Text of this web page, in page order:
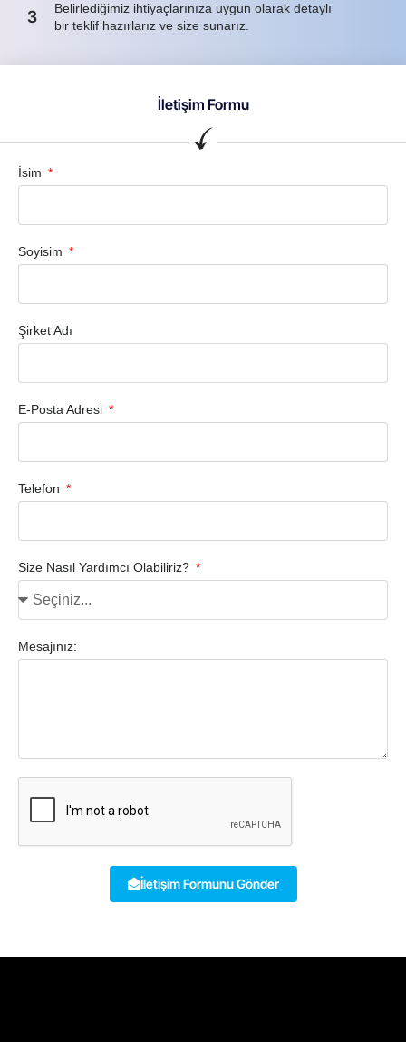
3
Belirlediğimiz ihtiyaçlarınıza uygun olarak detaylı
bir teklif hazırlarız ve size sunarız.
İletişim Formu
İsim
Soyisim
Şirket Adı
E-Posta Adresi
Telefon
Size Nasıl Yardımcı Olabiliriz?
Mesajınız:
İletişim Formunu Gönder